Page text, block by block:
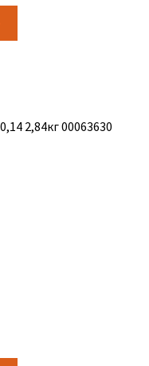
2,84кг 00063630